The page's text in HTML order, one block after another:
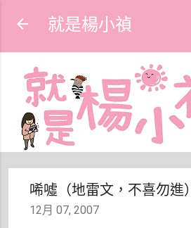
就是楊小禎
唏噓（地雷文，不喜勿進）
12月 07, 2007